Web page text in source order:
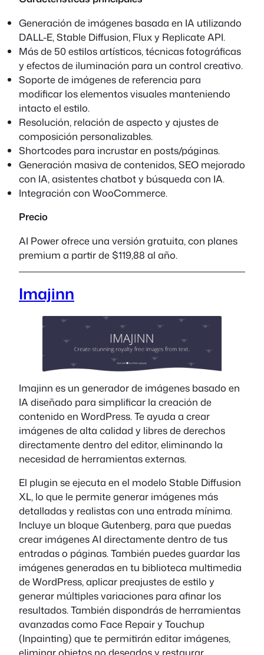
Generación de imágenes basada en IA utilizando
DALL-E, Stable Diffusion, Flux y Replicate API.
Más de 50 estilos artísticos, técnicas fotográficas
y efectos de iluminación para un control creativo.
Soporte de imágenes de referencia para
modificar los elementos visuales manteniendo
intacto el estilo.
Resolución, relación de aspecto y ajustes de
composición personalizables.
Shortcodes para incrustar en posts/páginas.
Generación masiva de contenidos, SEO mejorado
con IA, asistentes chatbot y búsqueda con IA.
Integración con WooCommerce.
Precio
AI Power ofrece una versión gratuita, con planes
premium a partir de $119,88 al año.
Imajinn
Imajinn es un generador de imágenes basado en
IA diseñado para simplificar la creación de
contenido en WordPress. Te ayuda a crear
imágenes de alta calidad y libres de derechos
directamente dentro del editor, eliminando la
necesidad de herramientas externas.
El plugin se ejecuta en el modelo Stable Diffusion
XL, lo que le permite generar imágenes más
detalladas y realistas con una entrada mínima.
Incluye un bloque Gutenberg, para que puedas
crear imágenes AI directamente dentro de tus
entradas o páginas. También puedes guardar las
imágenes generadas en tu biblioteca multimedia
de WordPress, aplicar preajustes de estilo y
generar múltiples variaciones para afinar los
resultados. También dispondrás de herramientas
avanzadas como Face Repair y Touchup
(Inpainting) que te permitirán editar imágenes,